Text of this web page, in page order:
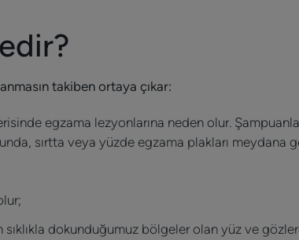
takiben ortaya çıkar:
egzama lezyonlarına neden olur.
sırtta veya yüzde egzama plakları meydana
dokunduğumuz bölgeler olan yüz ve